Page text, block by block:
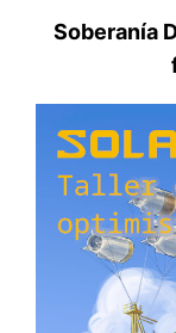
Soberanía